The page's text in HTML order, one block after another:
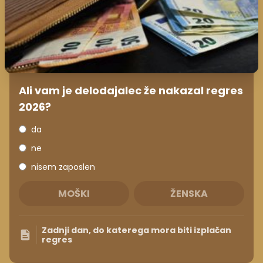
Ali vam je delodajalec že nakazal regres
2026?
da
ne
nisem zaposlen
MOŠKI ŽENSKA
Zadnji dan, do katerega mora biti izplačan
regres